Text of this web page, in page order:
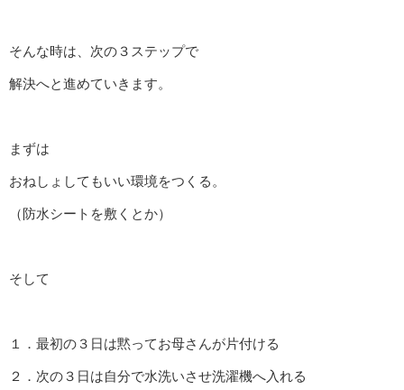
そんな時は、次の３ステップで
解決へと進めていきます。
まずは
おねしょしてもいい環境をつくる。
（防水シートを敷くとか）
そして
１．最初の３日は黙ってお母さんが片付ける
２．次の３日は自分で水洗いさせ洗濯機へ入れる